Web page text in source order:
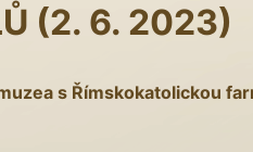
(2. 6. 2023)
s Římskokatolickou